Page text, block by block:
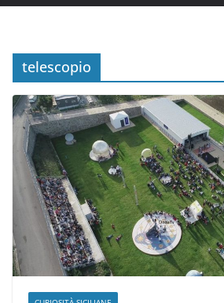
telescopio